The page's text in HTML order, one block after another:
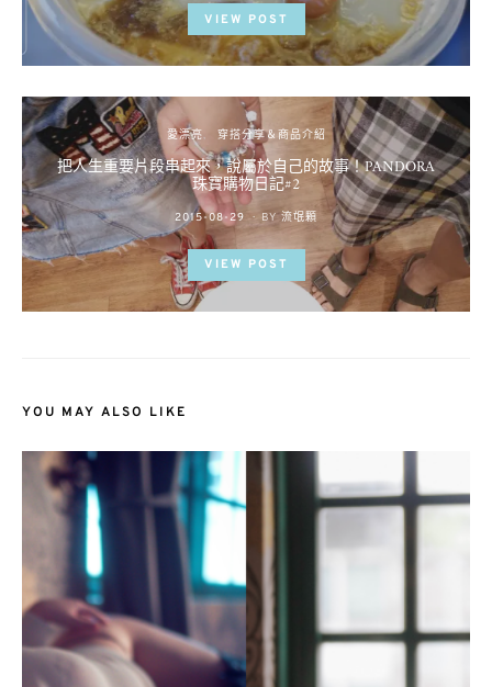
VIEW POST
愛漂亮 穿搭分享＆商品介紹
把人生重要片段串起來，說屬於自己的故事！PANDORA
珠寶購物日記#2
POSTED
ON
2015-08-29 BY 流氓顆
VIEW POST
YOU MAY ALSO LIKE